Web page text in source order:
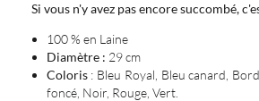
Si vous n'y avez pas encore succombé,
100 % en Laine
Diamètre : 29 cm
Coloris: Bleu Royal, Bleu canard,
foncé, Noir, Rouge, Vert.